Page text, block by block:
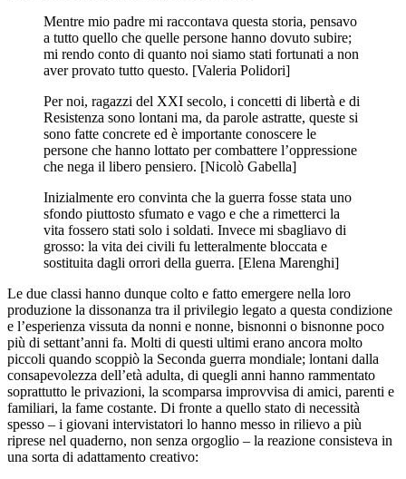
Mentre mio padre mi raccontava questa storia, pensavo
a tutto quello che quelle persone hanno dovuto subire;
mi rendo conto di quanto noi siamo stati fortunati a non
aver provato tutto questo. [Valeria Polidori]
Per noi, ragazzi del XXI secolo, i concetti di libertà e di
Resistenza sono lontani ma, da parole astratte, queste si
sono fatte concrete ed è importante conoscere le
persone che hanno lottato per combattere l’oppressione
che nega il libero pensiero. [Nicolò Gabella]
Inizialmente ero convinta che la guerra fosse stata uno
sfondo piuttosto sfumato e vago e che a rimetterci la
vita fossero stati solo i soldati. Invece mi sbagliavo di
grosso: la vita dei civili fu letteralmente bloccata e
sostituita dagli orrori della guerra. [Elena Marenghi]
Le due classi hanno dunque colto e fatto emergere nella loro
produzione la dissonanza tra il privilegio legato a questa condizione
e l’esperienza vissuta da nonni e nonne, bisnonni o bisnonne poco
più di settant’anni fa. Molti di questi ultimi erano ancora molto
piccoli quando scoppiò la Seconda guerra mondiale; lontani dalla
consapevolezza dell’età adulta, di quegli anni hanno rammentato
soprattutto le privazioni, la scomparsa improvvisa di amici, parenti e
familiari, la fame costante. Di fronte a quello stato di necessità
spesso – i giovani intervistatori lo hanno messo in rilievo a più
riprese nel quaderno, non senza orgoglio – la reazione consisteva in
una sorta di adattamento creativo: